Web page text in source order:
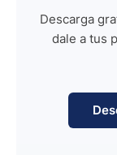
Descarga
dale a tus